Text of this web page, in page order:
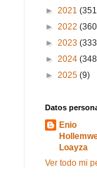
► 2021
► 2022
► 2023
► 2024
► 2025 (9)
Datos
Enio
Loayza
Ver todo mi